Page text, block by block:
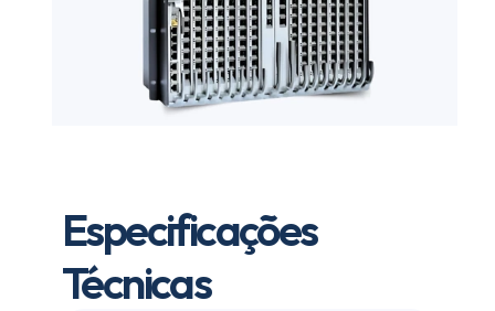
Especificações
Técnicas